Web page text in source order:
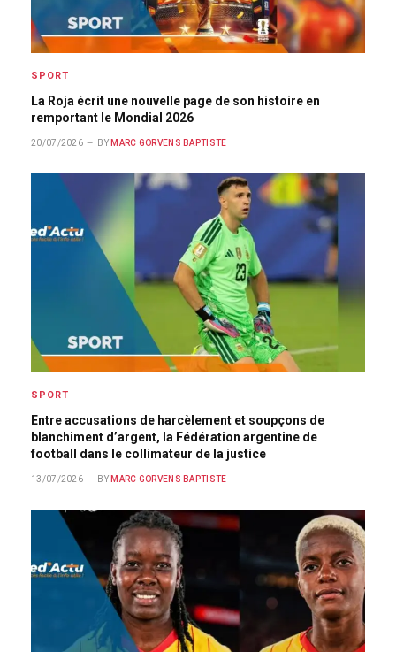
SPORT
La Roja écrit une nouvelle page de son histoire en
remportant le Mondial 2026
20/07/2026 BY MARC GORVENS BAPTISTE
SPORT
Entre accusations de harcèlement et soupçons de
blanchiment d’argent, la Fédération argentine de
football dans le collimateur de la justice
13/07/2026 BY MARC GORVENS BAPTISTE